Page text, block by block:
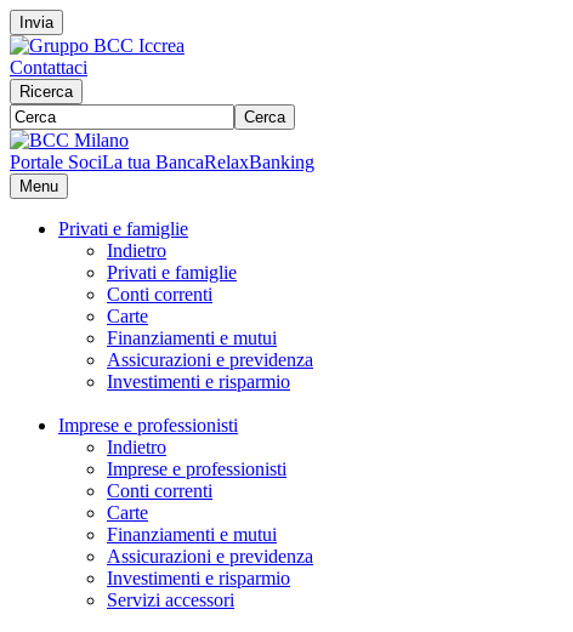
Invia
Contattaci
Ricerca
Cerca
Portale SociLa tua BancaRelaxBanking
Menu
Privati e famiglie
Indietro
Privati e famiglie
Conti correnti
Carte
Finanziamenti e mutui
Assicurazioni e previdenza
Investimenti e risparmio
Imprese e professionisti
Indietro
Imprese e professionisti
Conti correnti
Carte
Finanziamenti e mutui
Assicurazioni e previdenza
Investimenti e risparmio
Servizi accessori